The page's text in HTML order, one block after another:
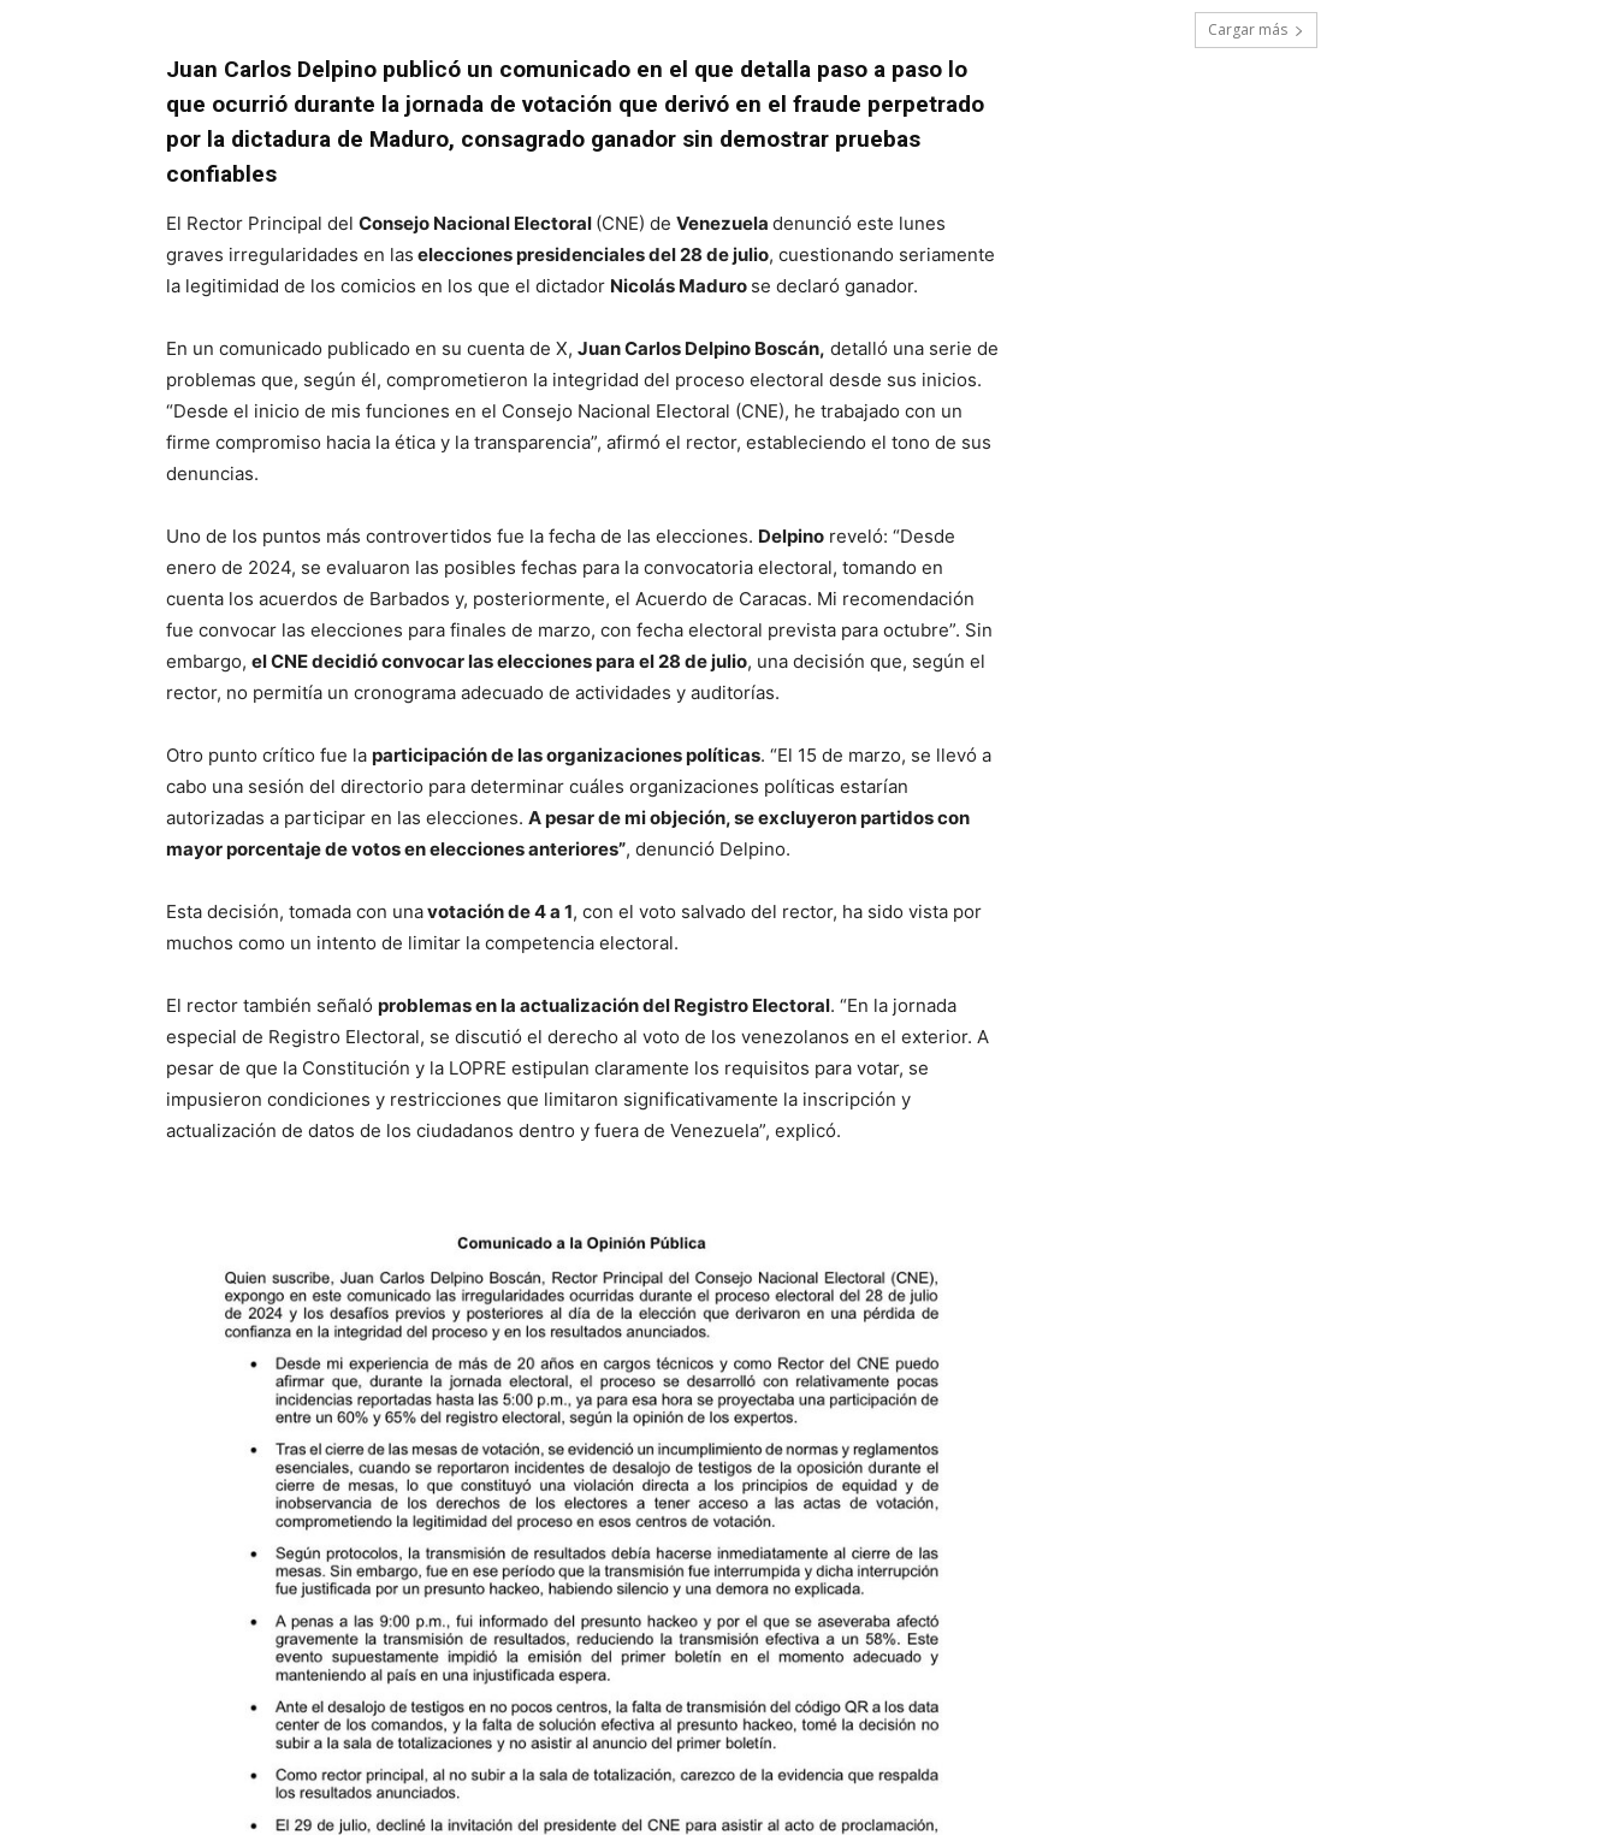
Juan Carlos Delpino publicó un comunicado en el que detalla paso a paso lo
que ocurrió durante la jornada de votación que derivó en el fraude perpetrado
por la dictadura de Maduro, consagrado ganador sin demostrar pruebas
confiables
El Rector Principal del Consejo Nacional Electoral (CNE) de Venezuela denunció este lunes
graves irregularidades en las elecciones presidenciales del 28 de julio, cuestionando seriamente
la legitimidad de los comicios en los que el dictador Nicolás Maduro se declaró ganador.
En un comunicado publicado en su cuenta de X, Juan Carlos Delpino Boscán, detalló una serie de
problemas que, según él, comprometieron la integridad del proceso electoral desde sus inicios.
“Desde el inicio de mis funciones en el Consejo Nacional Electoral (CNE), he trabajado con un
firme compromiso hacia la ética y la transparencia”, afirmó el rector, estableciendo el tono de sus
denuncias.
Uno de los puntos más controvertidos fue la fecha de las elecciones. Delpino reveló: “Desde
enero de 2024, se evaluaron las posibles fechas para la convocatoria electoral, tomando en
cuenta los acuerdos de Barbados y, posteriormente, el Acuerdo de Caracas. Mi recomendación
fue convocar las elecciones para finales de marzo, con fecha electoral prevista para octubre”. Sin
embargo, el CNE decidió convocar las elecciones para el 28 de julio, una decisión que, según el
rector, no permitía un cronograma adecuado de actividades y auditorías.
Otro punto crítico fue la participación de las organizaciones políticas. “El 15 de marzo, se llevó a
cabo una sesión del directorio para determinar cuáles organizaciones políticas estarían
autorizadas a participar en las elecciones. A pesar de mi objeción, se excluyeron partidos con
mayor porcentaje de votos en elecciones anteriores”, denunció Delpino.
Esta decisión, tomada con unavotación de 4 a 1, con el voto salvado del rector, ha sido vista por
muchos como un intento de limitar la competencia electoral.
El rector también señaló problemas en la actualización del Registro Electoral. “En la jornada
especial de Registro Electoral, se discutió el derecho al voto de los venezolanos en el exterior. A
pesar de que la Constitución y la LOPRE estipulan claramente los requisitos para votar, se
impusieron condiciones y restricciones que limitaron significativamente la inscripción y
actualización de datos de los ciudadanos dentro y fuera de Venezuela”, explicó.
Cargar más